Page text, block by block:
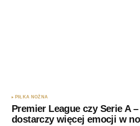
Wyślij komentarz
PIŁKA NOŻNA
Premier League czy Serie A
dostarczy więcej emocji w